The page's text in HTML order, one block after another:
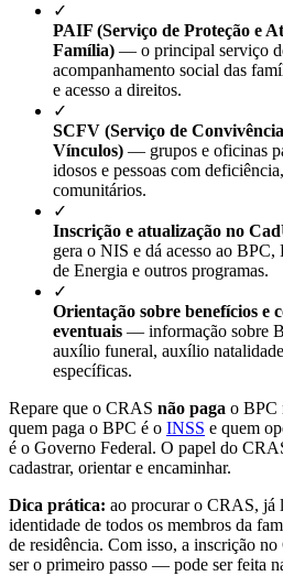
✓
PAIF (Serviço de Proteção e
Família) — o principal serviço
acompanhamento social das
e acesso a direitos.
✓
SCFV (Serviço de
Vínculos) — grupos e oficinas
idosos e pessoas com
comunitários.
✓
Inscrição e atualização no
gera o NIS e dá acesso ao
de Energia e outros programas.
✓
Orientação sobre benefícios e
eventuais — informação sobre
auxílio funeral, auxílio
específicas.
Repare que o CRAS não paga o BPC
quem paga o BPC é o INSS e quem
é o Governo Federal. O papel do
cadastrar, orientar e encaminhar.
Dica prática: ao procurar o CRAS, já
identidade de todos os membros da
de residência. Com isso, a inscrição
ser o primeiro passo — pode ser feita